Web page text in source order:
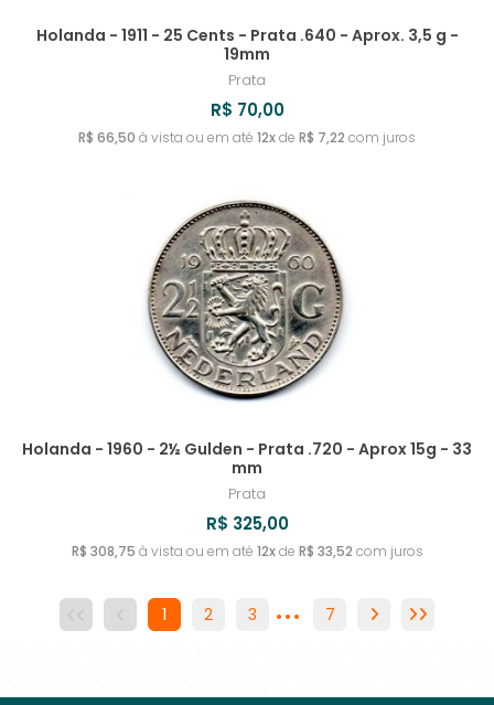
Holanda - 1911 - 25 Cents - Prata .640 - Aprox. 3,5 g -
19mm
Prata
R$ 70,00
R$ 66,50 à vista ou em até 12xde R$ 7,22 com juros
Holanda - 1960 - 2½ Gulden - Prata .720 - Aprox 15g - 33
mm
Prata
R$ 325,00
R$ 308,75 à vista ou em até 12xde R$ 33,52 com juros
1 2 3 4 7
... 7